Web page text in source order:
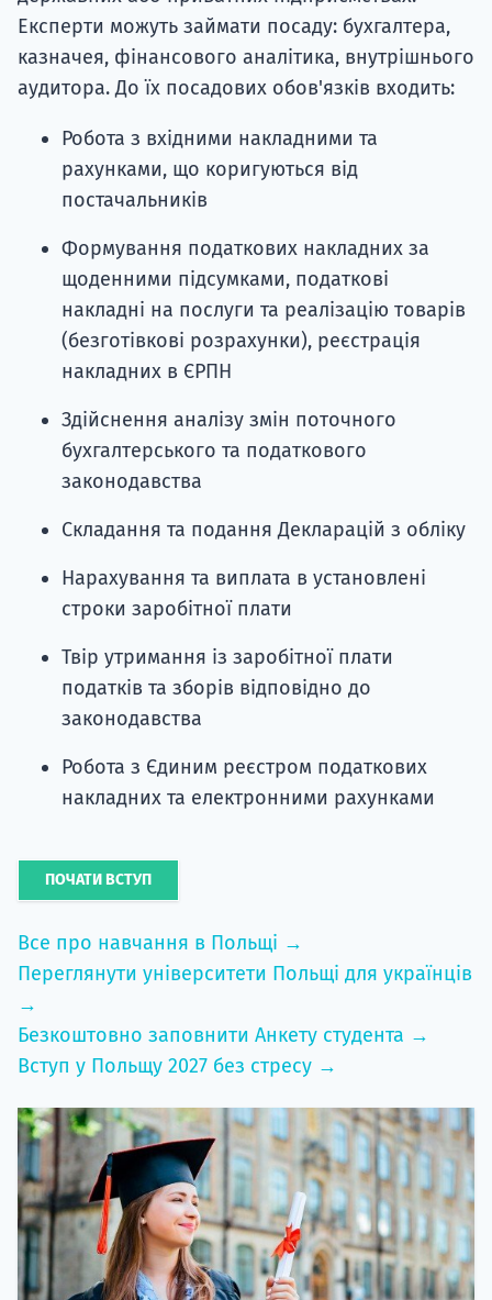
Експерти можуть займати посаду: бухгалтера,
казначея, фінансового аналітика, внутрішнього
аудитора. До їх посадових обов'язків входить:
Робота з вхідними накладними та
рахунками, що коригуються від
постачальників
Формування податкових накладних за
щоденними підсумками, податкові
накладні на послуги та реалізацію товарів
(безготівкові розрахунки), реєстрація
накладних в ЄРПН
Здійснення аналізу змін поточного
бухгалтерського та податкового
законодавства
Складання та подання Декларацій з обліку
Нарахування та виплата в установлені
строки заробітної плати
Твір утримання із заробітної плати
податків та зборів відповідно до
законодавства
Робота з Єдиним реєстром податкових
накладних та електронними рахунками
ПОЧАТИ ВСТУП
Все про навчання в Польщі →
Переглянути університети Польщі для українців
→
Безкоштовно заповнити Анкету студента →
Вступ у Польщу 2027 без стресу →